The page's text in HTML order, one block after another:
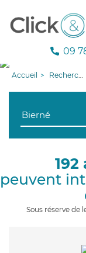
09
Accueil Recherche aide à domicile
peuvent
Sous réserve de